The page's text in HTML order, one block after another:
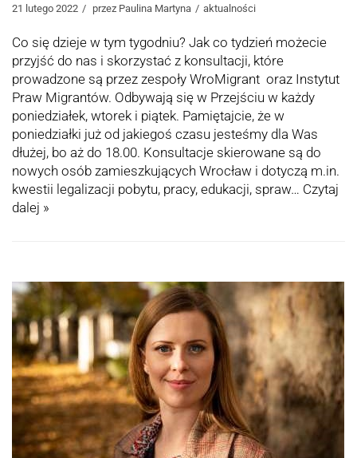
21 lutego 2022 przez Paulina Martyna aktualności
Co się dzieje w tym tygodniu? Jak co tydzień możecie
przyjść do nas i skorzystać z konsultacji, które
prowadzone są przez zespoły WroMigrant oraz Instytut
Praw Migrantów. Odbywają się w Przejściu w każdy
poniedziałek, wtorek i piątek. Pamiętajcie, że w
poniedziałki już od jakiegoś czasu jesteśmy dla Was
dłużej, bo aż do 18.00. Konsultacje skierowane są do
nowych osób zamieszkujących Wrocław i dotyczą m.in.
kwestii legalizacji pobytu, pracy, edukacji, spraw… Czytaj
dalej »